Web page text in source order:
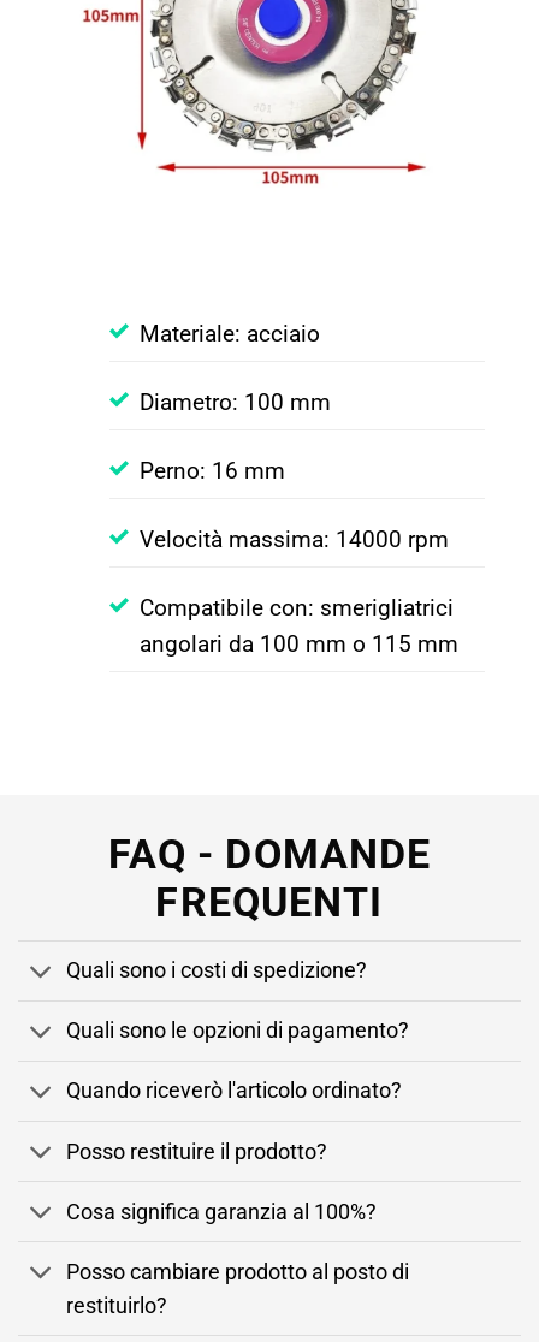
Materiale: acciaio
Diametro: 100 mm
Perno: 16 mm
Velocità massima: 14000 rpm
Compatibile con: smerigliatrici
angolari da 100 mm o 115 mm
FAQ - DOMANDE
FREQUENTI
Quali sono i costi di spedizione?
Quali sono le opzioni di pagamento?
Quando riceverò l'articolo ordinato?
Posso restituire il prodotto?
Cosa significa garanzia al 100%?
Posso cambiare prodotto al posto di
restituirlo?